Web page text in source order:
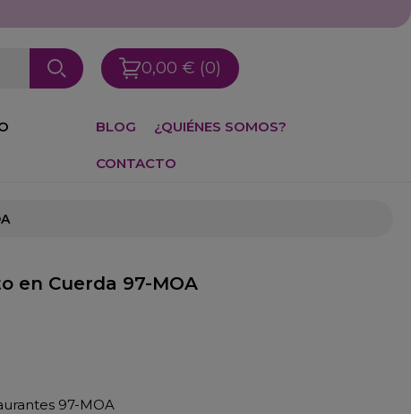
0,00 € (0)
BLOG ¿QUIÉNES SOMOS?
CONTACTO
en Cuerda 97-MOA
97-MOA